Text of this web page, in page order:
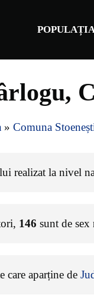
» Comuna
realizat la nivel
146 sunt de
care aparține de